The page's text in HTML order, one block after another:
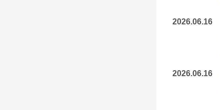
2026.06.16
2026.06.16